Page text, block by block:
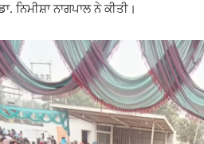
ਨਿਮੀਸ਼ਾ ਨਾਗਪਾਲ ਨੇ ਕੀਤੀ।